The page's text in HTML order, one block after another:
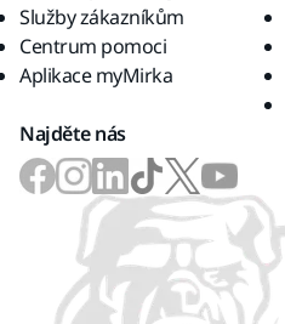
Služby zákazníkům
Centrum pomoci
Aplikace myMirka
Najděte nás